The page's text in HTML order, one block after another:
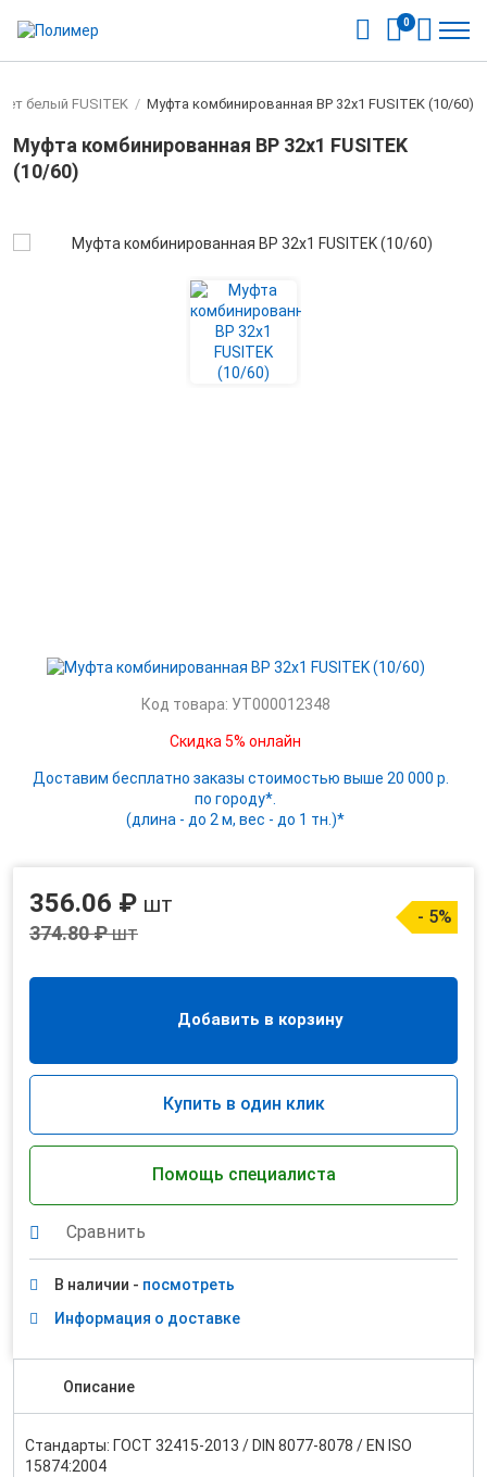
0
белый FUSITEK / Муфта комбинированная ВР 32х1 FUSITEK (10/60)
Муфта комбинированная ВР 32х1 FUSITEK
(10/60)
Код товара: УТ000012348
Скидка 5% онлайн
Доставим бесплатно заказы стоимостью выше 20 000 р.
по городу*.
(длина - до 2 м, вес - до 1 тн.)*
356.06 ₽ шт
374.80 ₽шт
- 5%
Добавить в корзину
Купить в один клик
Помощь специалиста
Сравнить
В наличии - посмотреть
Информация о доставке
Описание
Стандарты: ГОСТ 32415-2013 / DIN 8077-8078 / EN ISO
15874:2004